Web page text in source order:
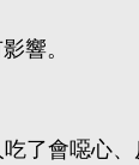
響。
了會噁心、
生活與課業